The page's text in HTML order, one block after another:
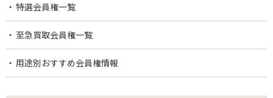
特選会員権一覧
至急買取会員権一覧
用途別おすすめ会員権情報